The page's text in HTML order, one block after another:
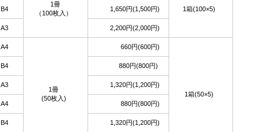
1冊
（100枚入）
1箱(100×5)
B4 1,650円(1,500円)
A3 2,200円(2,000円)
A4
1冊
(50枚入)
660円(600円)
1箱(50×5)
B4 880円(800円)
A3 1,320円(1,200円)
A4 880円(800円)
B4 1,320円(1,200円)